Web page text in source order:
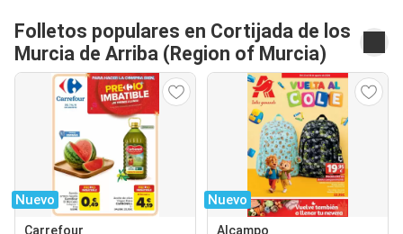
Folletos populares en Cortijada de los
Murcia de Arriba (Region of Murcia)
Nuevo
Carrefour
Nuevo
Alcampo